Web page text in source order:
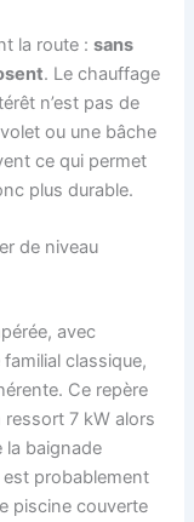
la route :sans
. Le chauffage
n’est pas de
ou une bâche
ce qui permet
plus durable.
de niveau
avec
classique,
Ce repère
ressort 7 kW alors
la baignade
probablement
piscine couverte